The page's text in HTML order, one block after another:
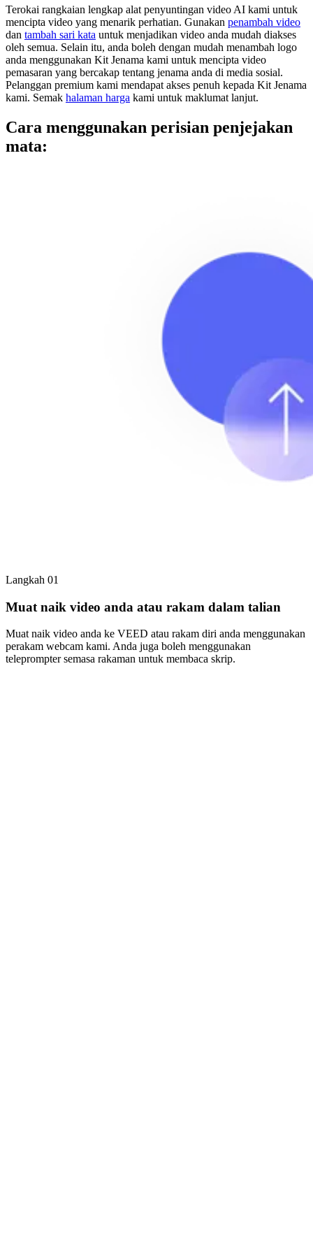
Terokai rangkaian lengkap alat penyuntingan video AI kami untuk
mencipta video yang menarik perhatian. Gunakan penambah video
dan tambah sari kata untuk menjadikan video anda mudah diakses
oleh semua. Selain itu, anda boleh dengan mudah menambah logo
anda menggunakan Kit Jenama kami untuk mencipta video
pemasaran yang bercakap tentang jenama anda di media sosial.
Pelanggan premium kami mendapat akses penuh kepada Kit Jenama
kami. Semak halaman harga kami untuk maklumat lanjut.
Cara menggunakan perisian penjejakan
mata:
Langkah 01
Muat naik video anda atau rakam dalam talian
Muat naik video anda ke VEED atau rakam diri anda menggunakan
perakam webcam kami. Anda juga boleh menggunakan
teleprompter semasa rakaman untuk membaca skrip.